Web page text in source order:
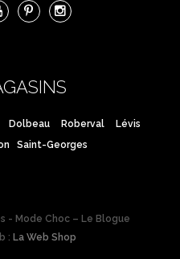
Dolbeau Roberval
Lévis
Saint-Georges
- Mode Choc – Le Blogue
: La Web Shop